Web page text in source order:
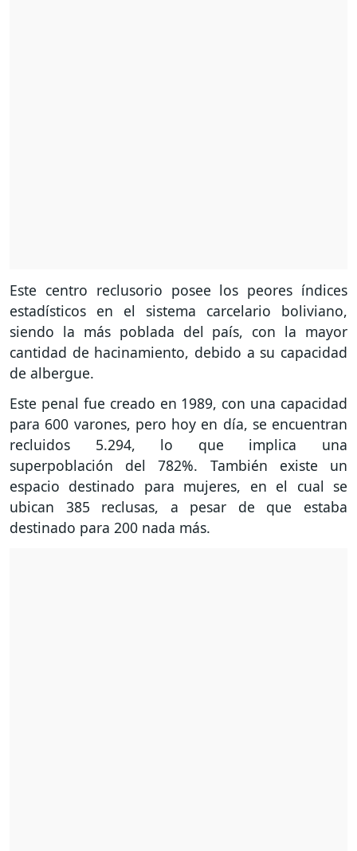
Este centro reclusorio posee los peores índices
estadísticos en el sistema carcelario boliviano,
siendo la más poblada del país, con la mayor
cantidad de hacinamiento, debido a su capacidad
de albergue.
Este penal fue creado en 1989, con una capacidad
para 600 varones, pero hoy en día, se encuentran
recluidos 5.294, lo que implica una
superpoblación del 782%. También existe un
espacio destinado para mujeres, en el cual se
ubican 385 reclusas, a pesar de que estaba
destinado para 200 nada más.